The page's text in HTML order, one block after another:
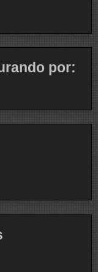
por: